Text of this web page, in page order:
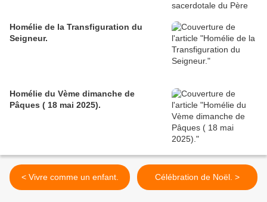
Homélie de la Transfiguration du
Seigneur.
Homélie du Vème dimanche de
Pâques ( 18 mai 2025).
< Vivre comme un enfant. Célébration de Noël. >